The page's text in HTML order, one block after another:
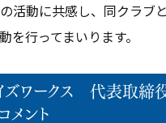
活動に共感し、同クラブ
を行ってまいります。
ズワークス 代表取
メント